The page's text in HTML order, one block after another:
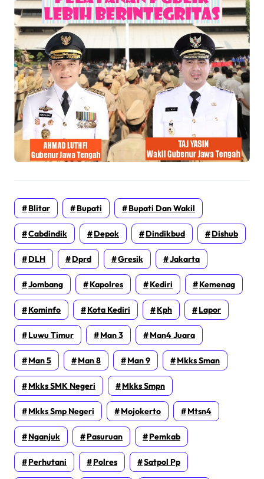
Blitar Bupati Bupati Dan Wakil
Cabdindik Depok Dindikbud Dishub
DLH Dprd Gresik Jakarta
Jombang Kapolres Kediri Kemenag
Kominfo Kota Kediri Kph Lapor
Luwu Timur Man 3 Man4 Juara
Man 5 Man 8 Man 9 Mkks Sman
Mkks SMK Negeri Mkks Smpn
Mkks Smp Negeri Mojokerto Mtsn4
Nganjuk Pasuruan Pemkab
Perhutani Polres Satpol Pp